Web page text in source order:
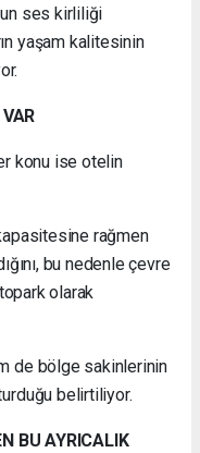
ses kirliliği
yaşam kalitesinin
konu ise otelin
rağmen
bu nedenle çevre
olarak
de bölge sakinlerinin
belirtiliyor.
BU AYRICALIK